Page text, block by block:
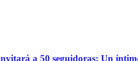
a 50 seguidoras: Un